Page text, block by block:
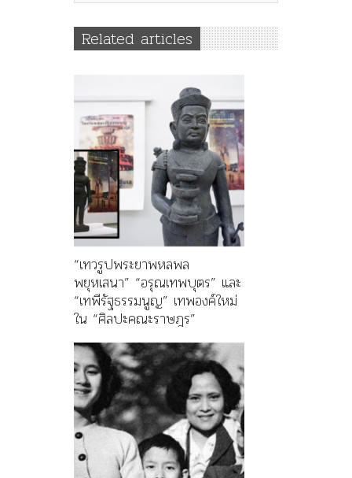
Related articles
“เทวรูปพระยาพหลพล
พยุหเสนา” “อรุณเทพบุตร” และ
“เทพีรัฐธรรมนูญ” เทพองค์ใหม่
ใน “ศิลปะคณะราษฎร”